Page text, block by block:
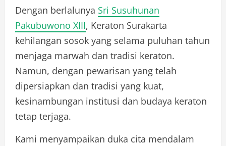
Dengan berlalunya Sri Susuhunan
Pakubuwono XIII, Keraton Surakarta
kehilangan sosok yang selama puluhan tahun
menjaga marwah dan tradisi keraton.
Namun, dengan pewarisan yang telah
dipersiapkan dan tradisi yang kuat,
kesinambungan institusi dan budaya keraton
tetap terjaga.
Kami menyampaikan duka cita mendalam